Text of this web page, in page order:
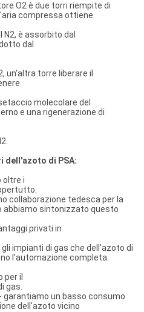
O2 è due torri riempite di
compressa ottiene
è assorbito dal
dal
un'altra torre liberare il
molecolare del
e una rigenerazione di
dell'azoto di PSA:
oltre i
collaborazione tedesca per la
abbiamo sintonizzato questo
privati in
impianti di gas che dell'azoto di
l'automazione completa
per il
gas.
garantiamo un basso consumo
dell'azoto vicino